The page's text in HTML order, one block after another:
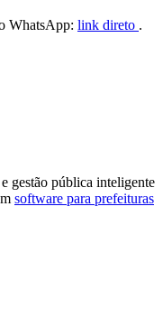
WhatsApp: link direto .
gestão pública inteligente
software para prefeituras